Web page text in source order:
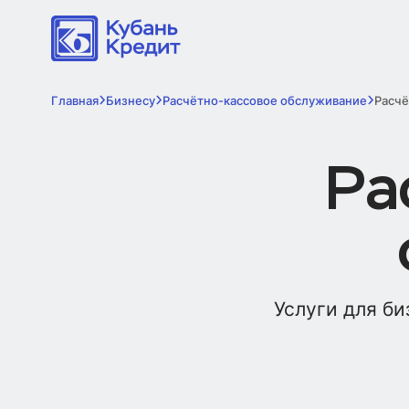
Услуги для
Главная Бизнесу Расчётно-кассовое обслуживание